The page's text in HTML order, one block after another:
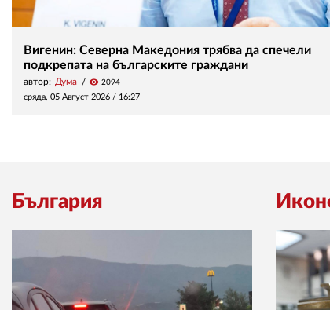
Вигенин: Северна Македония трябва да спечели
подкрепата на българските граждани
автор: Дума visibility 2094
сряда, 05 Август 2026 / 16:27
България